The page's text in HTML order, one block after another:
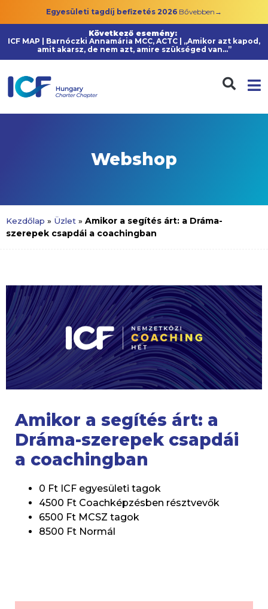
Egyesületi tagdíj befizetés 2026 Bővebben→
Következő esemény:
ICF MAP | Barnóczki Annamária MCC, ACTC | „Amikor azt kapod,
amit akarsz, de nem azt, amire szükséged van…”
Webshop
Kezdőlap » Üzlet » Amikor a segítés árt: a Dráma-
szerepek csapdái a coachingban
Amikor a segítés árt: a
Dráma-szerepek csapdái
a coachingban
0 Ft ICF egyesületi tagok
4500 Ft Coachképzésben résztvevők
6500 Ft MCSZ tagok
8500 Ft Normál